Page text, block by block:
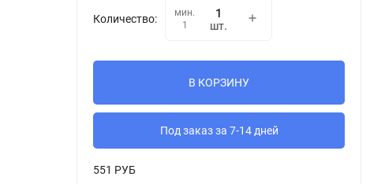
Количество:
мин.
1
шт.
В КОРЗИНУ
Под заказ за 7-14 дней
551 РУБ